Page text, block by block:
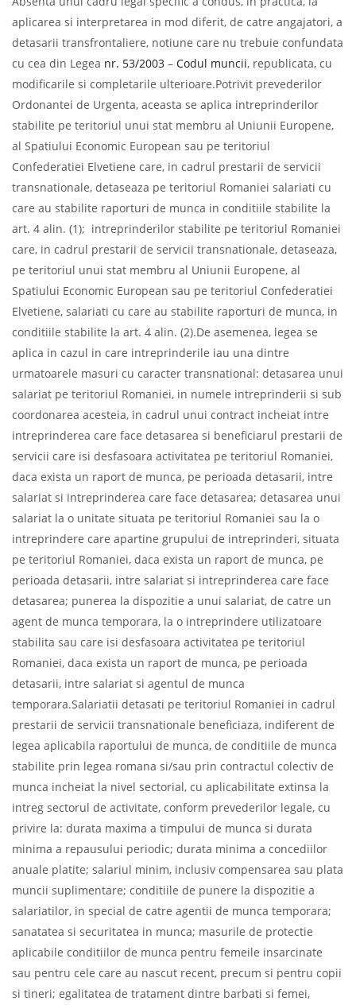
aplicarea si interpretarea in mod diferit, de catre angajatori, a
detasarii transfrontaliere, notiune care nu trebuie confundata
cu cea din Legea nr. 53/2003 – Codul muncii, republicata, cu
modificarile si completarile ulterioare.Potrivit prevederilor
Ordonantei de Urgenta, aceasta se aplica intreprinderilor
stabilite pe teritoriul unui stat membru al Uniunii Europene,
al Spatiului Economic European sau pe teritoriul
Confederatiei Elvetiene care, in cadrul prestarii de servicii
transnationale, detaseaza pe teritoriul Romaniei salariati cu
care au stabilite raporturi de munca in conditiile stabilite la
art. 4 alin. (1); intreprinderilor stabilite pe teritoriul Romaniei
care, in cadrul prestarii de servicii transnationale, detaseaza,
pe teritoriul unui stat membru al Uniunii Europene, al
Spatiului Economic European sau pe teritoriul Confederatiei
Elvetiene, salariati cu care au stabilite raporturi de munca, in
conditiile stabilite la art. 4 alin. (2).De asemenea, legea se
aplica in cazul in care intreprinderile iau una dintre
urmatoarele masuri cu caracter transnational: detasarea unui
salariat pe teritoriul Romaniei, in numele intreprinderii si sub
coordonarea acesteia, in cadrul unui contract incheiat intre
intreprinderea care face detasarea si beneficiarul prestarii de
servicii care isi desfasoara activitatea pe teritoriul Romaniei,
daca exista un raport de munca, pe perioada detasarii, intre
salariat si intreprinderea care face detasarea; detasarea unui
salariat la o unitate situata pe teritoriul Romaniei sau la o
intreprindere care apartine grupului de intreprinderi, situata
pe teritoriul Romaniei, daca exista un raport de munca, pe
perioada detasarii, intre salariat si intreprinderea care face
detasarea; punerea la dispozitie a unui salariat, de catre un
agent de munca temporara, la o intreprindere utilizatoare
stabilita sau care isi desfasoara activitatea pe teritoriul
Romaniei, daca exista un raport de munca, pe perioada
detasarii, intre salariat si agentul de munca
temporara.Salariatii detasati pe teritoriul Romaniei in cadrul
prestarii de servicii transnationale beneficiaza, indiferent de
legea aplicabila raportului de munca, de conditiile de munca
stabilite prin legea romana si/sau prin contractul colectiv de
munca incheiat la nivel sectorial, cu aplicabilitate extinsa la
intreg sectorul de activitate, conform prevederilor legale, cu
privire la: durata maxima a timpului de munca si durata
minima a repausului periodic; durata minima a concediilor
anuale platite; salariul minim, inclusiv compensarea sau plata
muncii suplimentare; conditiile de punere la dispozitie a
salariatilor, in special de catre agentii de munca temporara;
sanatatea si securitatea in munca; masurile de protectie
aplicabile conditiilor de munca pentru femeile insarcinate
sau pentru cele care au nascut recent, precum si pentru copii
si tineri; egalitatea de tratament dintre barbati si femei,